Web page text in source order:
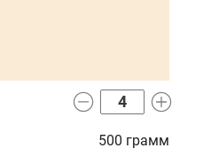
500 грамм